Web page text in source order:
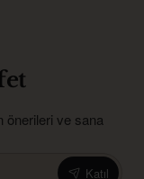
önerileri ve sana
Katıl